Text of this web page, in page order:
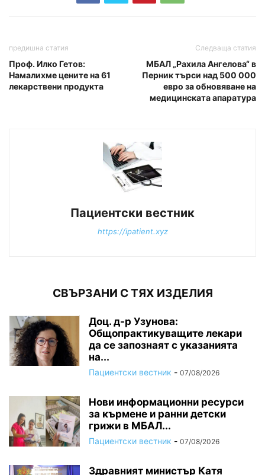
предишна статия
Проф. Илко Гетов:
Намалихме цените на 61
лекарствени продукта
Следваща статия
МБАЛ „Рахила Ангелова“ в
Перник търси над 500 000
евро за обновяване на
медицинската апаратура
Пациентски вестник
https://ipatient.xyz
СВЪРЗАНИ С ТЯХ ИЗДЕЛИЯ
Доц. д-р Узунова:
Общопрактикуващите лекари
да се запознаят с указанията
на...
Пациентски вестник - 07/08/2026
Нови информационни ресурси
за кърмене и ранни детски
грижи в МБАЛ...
Пациентски вестник - 07/08/2026
Здравният министър Катя